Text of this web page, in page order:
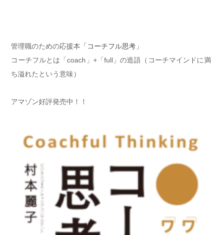
管理職のための応援本 「コーチフル思考」
コーチフルとは「coach」+「full」の造語（コーチマインドに満
ち溢れたという意味）
アマゾン好評発売中！！